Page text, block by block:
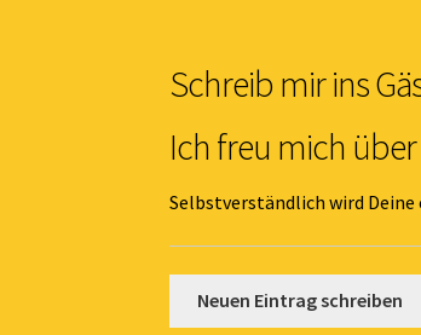
Schreib mir ins
Ich freu mich
Selbstverständlich wird Deine